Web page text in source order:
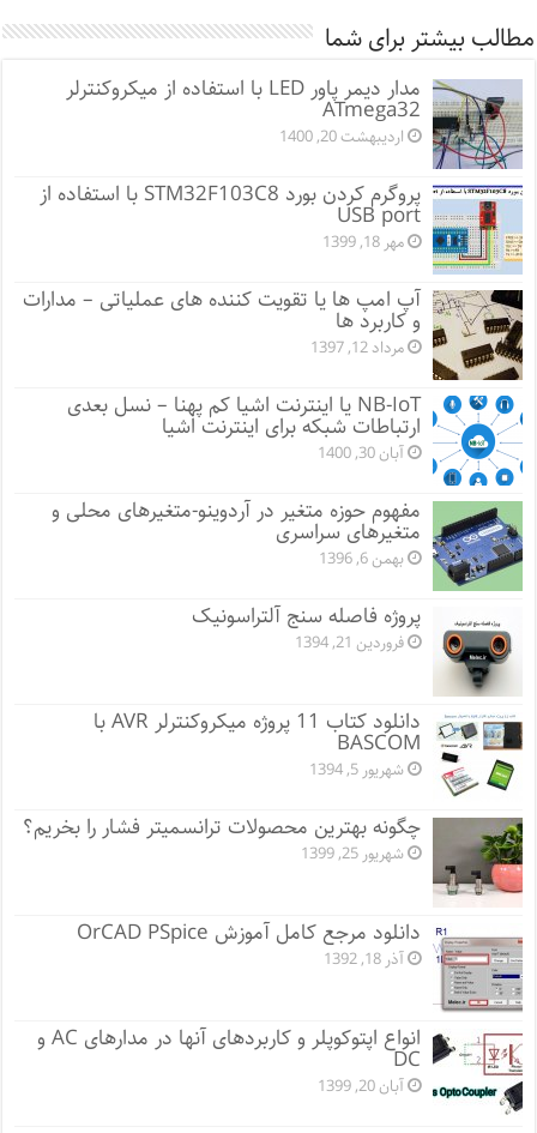
مطالب بیشتر برای شما
مدار دیمر پاور LED با استفاده از میکروکنترلر
ATmega32
اردیبهشت 20, 1400
پروگرم کردن بورد STM32F103C8 با استفاده از
USB port
مهر 18, 1399
آپ امپ ها یا تقویت کننده های عملیاتی – مدارات
و کاربرد ها
مرداد 12, 1397
NB-IoT یا اینترنت اشیا کم پهنا – نسل بعدی
ارتباطات شبکه برای اینترنت اشیا
آبان 30, 1400
مفهوم حوزه متغیر در آردوینو-متغیرهای محلی و
متغیرهای سراسری
بهمن 6, 1396
پروژه فاصله سنج آلتراسونیک
فروردین 21, 1394
دانلود کتاب 11 پروژه میکروکنترلر AVR با
BASCOM
شهریور 5, 1394
چگونه بهترین محصولات ترانسمیتر فشار را بخریم؟
شهریور 25, 1399
دانلود مرجع کامل آموزش OrCAD PSpice
آذر 18, 1392
انواع اپتوکوپلر و کاربردهای آنها در مدارهای AC و
DC
آبان 20, 1399